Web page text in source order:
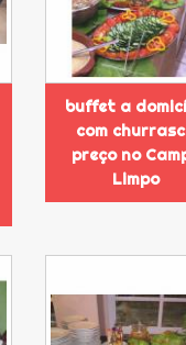
buffet a
com
preço no
Limpo